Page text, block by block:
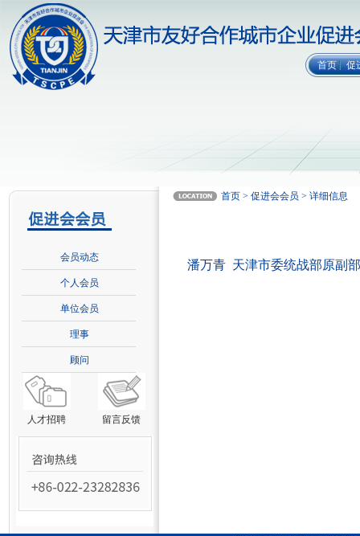
首页 促
会员动态
个人会员
单位会员
理事
顾问
人才招聘 留言反馈
首页 > 促进会会员 > 详细信息
潘万青 天津市委统战部原副